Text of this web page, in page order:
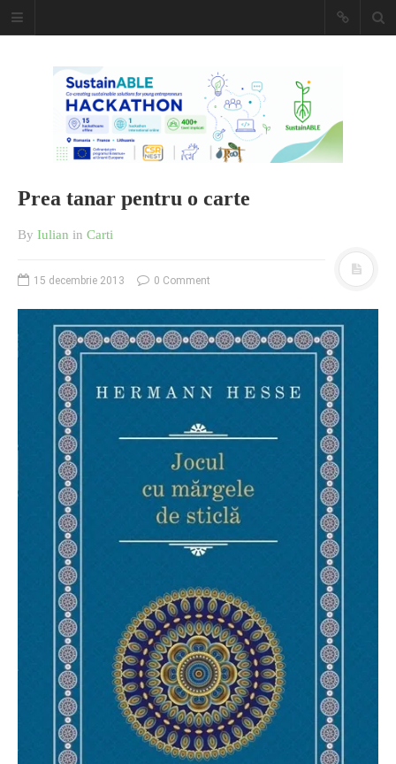
Caiet de
insemnari
DESCARCĂ!
O poveste in care sexul se
confunda cu dragostea,
cinismul cu idealismul si
poezia cu umorul.
DESCARCĂ!
Prea tanar pentru o carte
By Iulian in Carti
15 decembrie 2013 0 Comment